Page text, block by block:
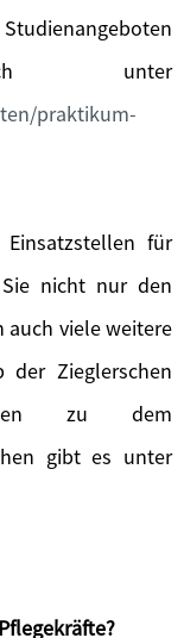
unter
praktikum-
für
nicht nur den
auch viele weitere
der Zieglerschen
zu dem
gibt es unter